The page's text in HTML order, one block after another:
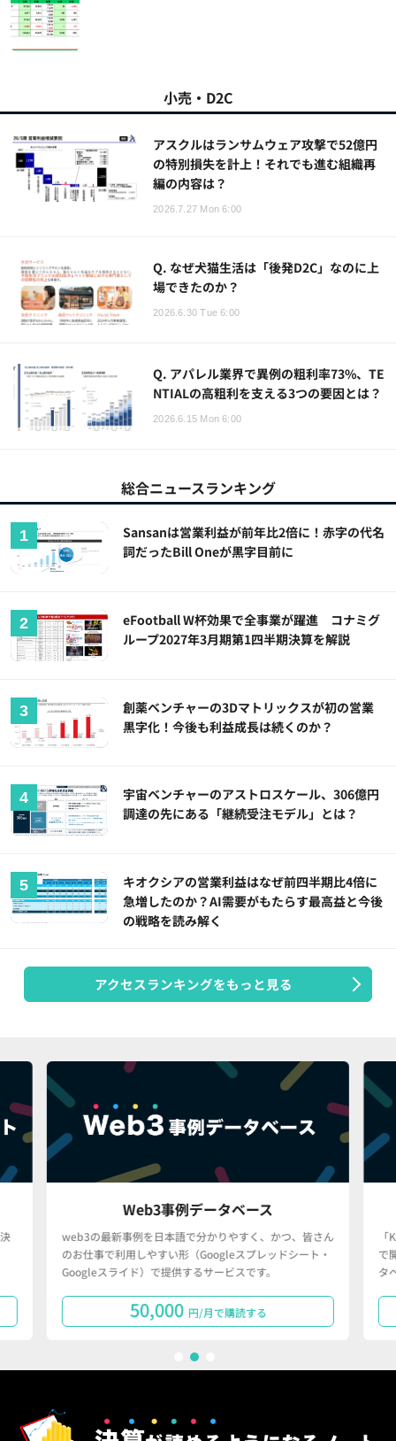
小売・D2C
アスクルはランサムウェア攻撃で52億円
の特別損失を計上！それでも進む組織再
編の内容は？
2026.7.27 Mon 6:00
Q. なぜ犬猫生活は「後発D2C」なのに上
場できたのか？
2026.6.30 Tue 6:00
Q. アパレル業界で異例の粗利率73%、TE
NTIALの高粗利を支える3つの要因とは？
2026.6.15 Mon 6:00
総合ニュースランキング
Sansanは営業利益が前年比2倍に！赤字の代名
詞だったBill Oneが黒字目前に
eFootball W杯効果で全事業が躍進 コナミグ
ループ2027年3月期第1四半期決算を解説
創薬ベンチャーの3Dマトリックスが初の営業
黒字化！今後も利益成長は続くのか？
宇宙ベンチャーのアストロスケール、306億円
調達の先にある「継続受注モデル」とは？
キオクシアの営業利益はなぜ前四半期比4倍に
急増したのか？AI需要がもたらす最高益と今後
の戦略を読み解く
アクセスランキングをもっと見る
Web3事例データベース
web3の最新事例を日本語で分かりやすく、かつ、皆さん
のお仕事で利用しやすい形（Googleスプレッドシート・
Googleスライド）で提供するサービスです。
50,000 円/月で購読する
で
タ